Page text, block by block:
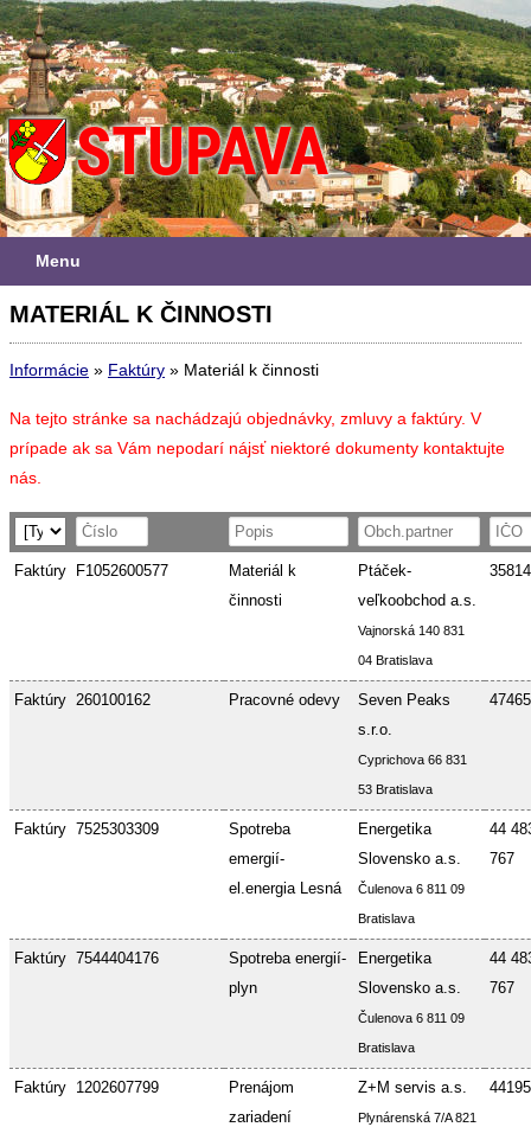
Menu
MATERIÁL K ČINNOSTI
Informácie » Faktúry » Materiál k činnosti
Na tejto stránke sa nachádzajú objednávky, zmluvy a faktúry. V
prípade ak sa Vám nepodarí nájsť niektoré dokumenty kontaktujte
nás.
Faktúry F1052600577
Materiál k
činnosti
Ptáček-
veľkoobchod a.s.
Vajnorská 140 831
04 Bratislava
Faktúry 260100162 Pracovné odevy
Seven Peaks
s.r.o.
Cyprichova 66 831
53 Bratislava
Faktúry 7525303309
Spotreba
emergií-
el.energia Lesná
Energetika
Slovensko a.s.
Čulenova 6 811 09
Bratislava
44
767
Faktúry 7544404176
Spotreba energií-
plyn
Energetika
Slovensko a.s.
Čulenova 6 811 09
Bratislava
44
767
Faktúry 1202607799
Prenájom
zariadení
Z+M servis a.s.
Plynárenská 7/A 821